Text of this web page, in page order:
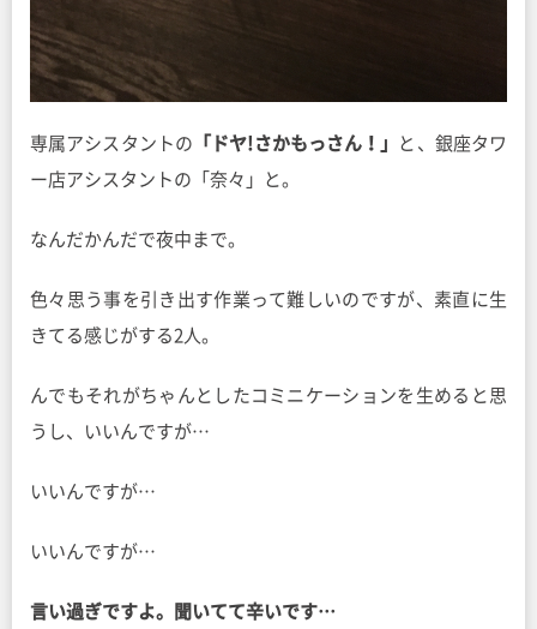
専属アシスタントの 「ドヤ!さかもっさん！」
と、銀座タワ
ー店アシスタントの「奈々」と。
なんだかんだで夜中まで。
色々思う事を引き出す作業って難しいのですが、素直に生
きてる感じがする2人。
んでもそれがちゃんとしたコミニケーションを生めると思
うし、いいんですが…
いいんですが…
いいんですが…
言い過ぎですよ。聞いてて辛いです…